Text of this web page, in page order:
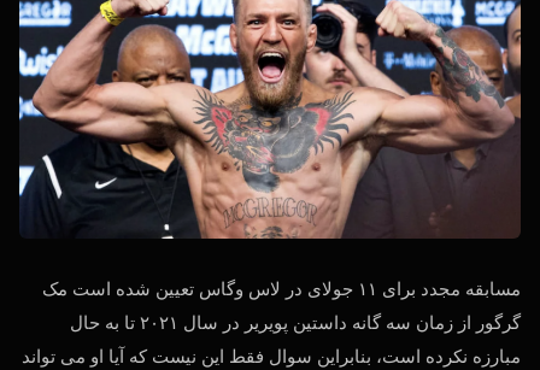
مسابقه مجدد برای ۱۱ جولای در لاس وگاس تعیین شده است مک
گرگور از زمان سه گانه داستین پویریر در سال ۲۰۲۱ تا به حال
مبارزه نکرده است، بنابراین سوال فقط این نیست که آیا او می تواند